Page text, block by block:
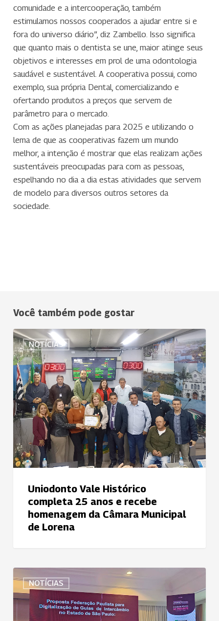
comunidade e a intercooperação, também
estimulamos nossos cooperados a ajudar entre si e
fora do universo diário”, diz Zambello. Isso significa
que quanto mais o dentista se une, maior atinge seus
objetivos e interesses em prol de uma odontologia
saudável e sustentável. A cooperativa possui, como
exemplo, sua própria Dental, comercializando e
ofertando produtos a preços que servem de
parâmetro para o mercado.
Com as ações planejadas para 2025 e utilizando o
lema de que as cooperativas fazem um mundo
melhor, a intenção é mostrar que elas realizam ações
sustentáveis preocupadas para com as pessoas,
espelhando no dia a dia estas atividades que servem
de modelo para diversos outros setores da
sociedade.
Você também pode gostar
NOTÍCIAS
Uniodonto
Vale
Histórico
completa
25
anos
e
recebe
homenagem
da
Câmara
Lorena
Uniodonto Vale Histórico
completa 25 anos e recebe
homenagem da Câmara Municipal
de Lorena
NOTÍCIAS
apresenta
aprovação